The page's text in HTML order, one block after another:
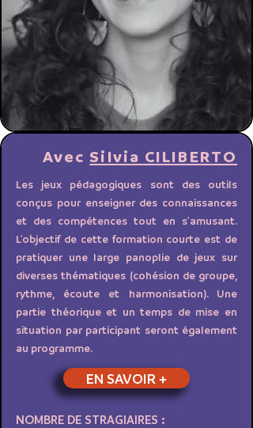
AvecSilvia CILIBERTO
Les jeux pédagogiques sont des outils
conçus pour enseigner des connaissances
et des compétences tout en s'amusant.
L'objectif de cette formation courte est de
pratiquer une large panoplie de jeux sur
diverses thématiques (cohésion de groupe,
rythme, écoute et harmonisation). Une
partie théorique et un temps de mise en
situation par participant seront également
au programme.
EN SAVOIR +
NOMBRE DE STRAGIAIRES :